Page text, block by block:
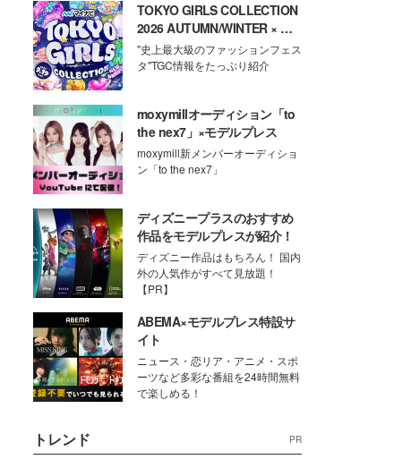
TOKYO GIRLS COLLECTION
2026 AUTUMN/WINTER × モ
デルプレス
"史上最大級のファッションフェス
タ"TGC情報をたっぷり紹介
moxymillオーディション「to
the nex7」×モデルプレス
moxymill新メンバーオーディショ
ン「to the nex7」
ディズニープラスのおすすめ
作品をモデルプレスが紹介！
ディズニー作品はもちろん！ 国内
外の人気作がすべて見放題！
【PR】
ABEMA×モデルプレス特設サ
イト
ニュース・恋リア・アニメ・スポ
ーツなど多彩な番組を24時間無料
で楽しめる！
トレンド PR